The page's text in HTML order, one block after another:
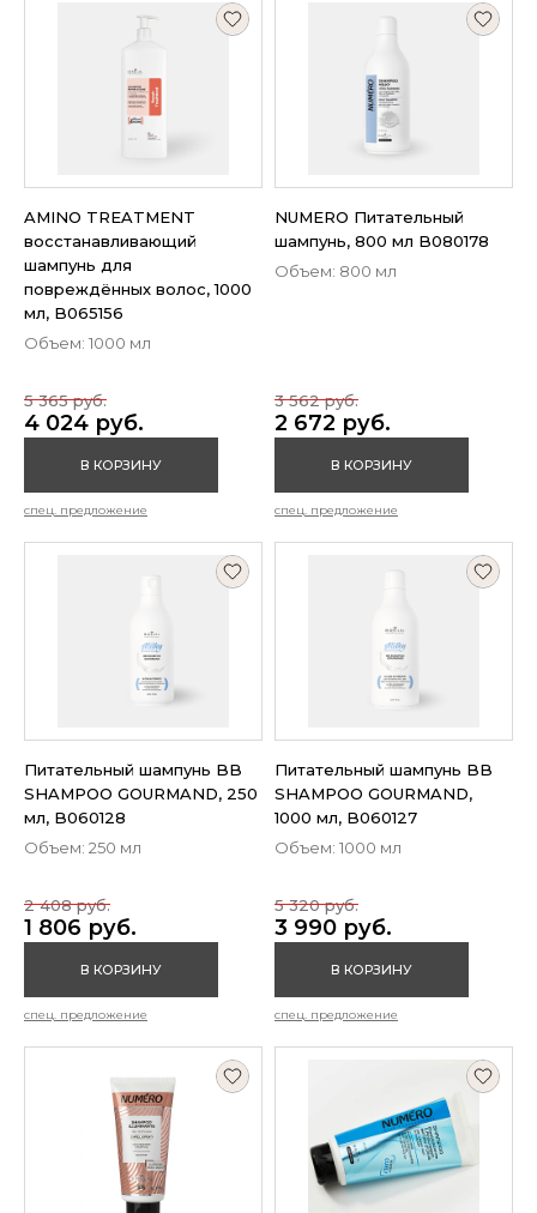
AMINO TREATMENT
восстанавливающий
шампунь для
повреждённых волос, 1000
мл, B065156
Объем: 1000 мл
4 024 руб.
5 365 руб.
В КОРЗИНУ
спец. предложение
NUMERO Питательный
шампунь, 800 мл B080178
Объем: 800 мл
2 672 руб.
3 562 руб.
В КОРЗИНУ
спец. предложение
Питательный шампунь BB
SHAMPOO GOURMAND, 250
мл, B060128
Объем: 250 мл
1 806 руб.
2 408 руб.
В КОРЗИНУ
спец. предложение
Питательный шампунь BB
SHAMPOO GOURMAND,
1000 мл, B060127
Объем: 1000 мл
3 990 руб.
5 320 руб.
В КОРЗИНУ
спец. предложение